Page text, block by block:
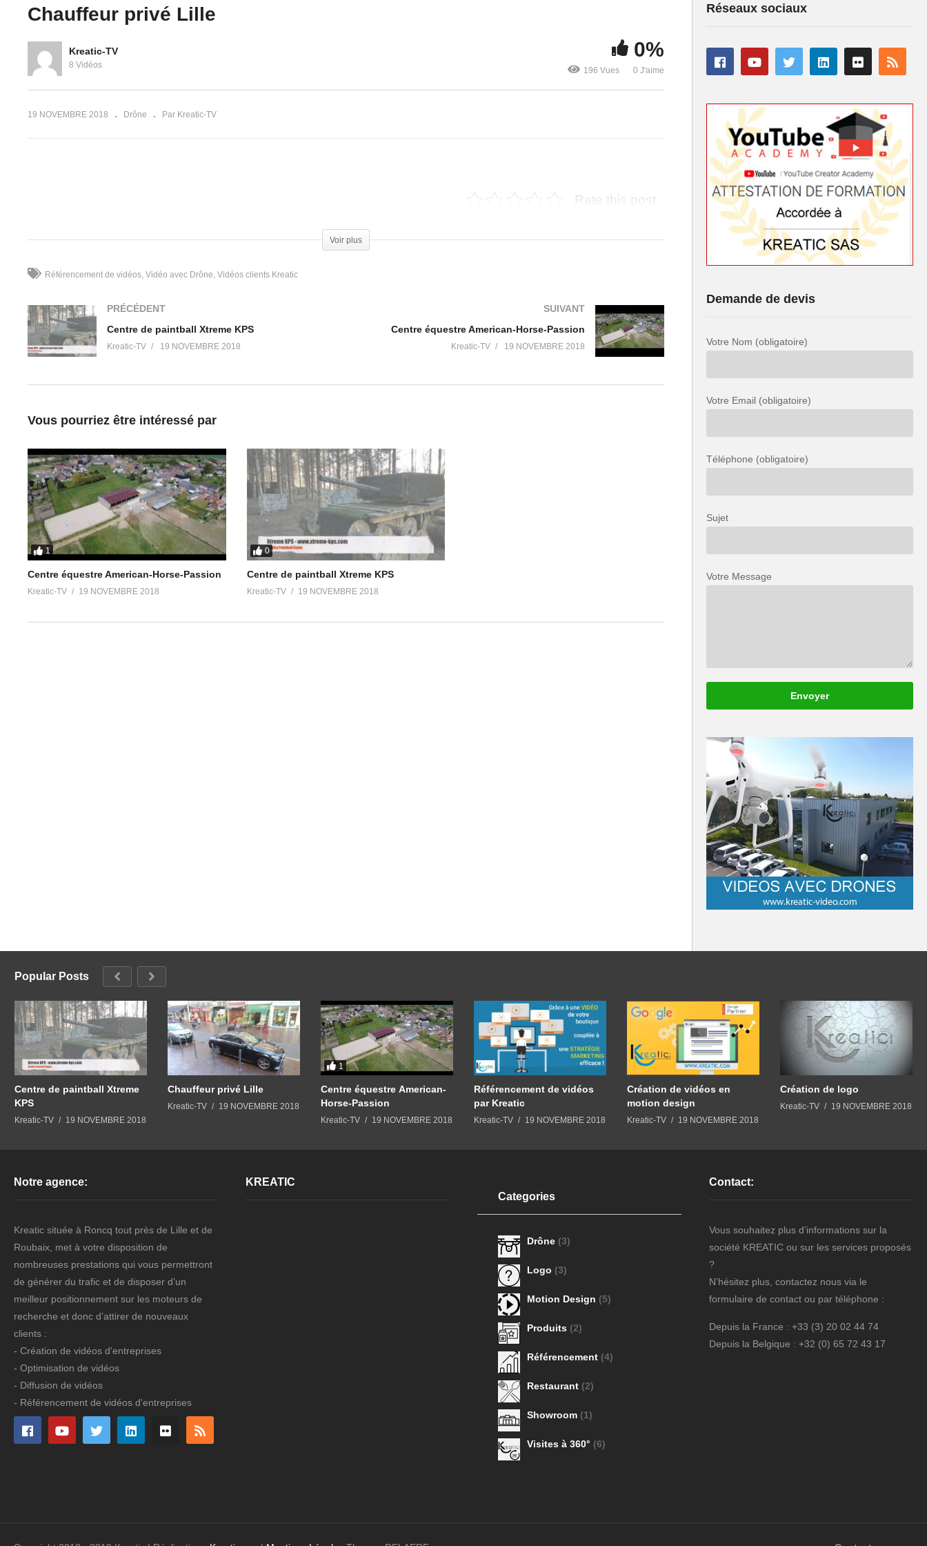
Chauffeur privé Lille
Kreatic-TV
8 Vidéos
0%
196 Vues 0 J'aime
19 NOVEMBRE 2018 Drône Par Kreatic-TV
Rate this post
Voir plus
Référencement de vidéos Vidéo avec Drône Vidéos clients Kreatic
PRÉCÉDENT
Centre de paintball Xtreme KPS
Kreatic-TV 19 NOVEMBRE 2018
SUIVANT
Centre équestre American-Horse-Passion
Kreatic-TV 19 NOVEMBRE 2018
Vous pourriez être intéressé par
1
Centre équestre American-Horse-Passion
Kreatic-TV 19 NOVEMBRE 2018
0
Centre de paintball Xtreme KPS
Kreatic-TV 19 NOVEMBRE 2018
Réseaux sociaux
Demande de devis
Votre Nom (obligatoire)
Votre Email (obligatoire)
Téléphone (obligatoire)
Sujet
Votre Message
Popular Posts
Centre de paintball Xtreme
KPS
Kreatic-TV 19 NOVEMBRE 2018
Chauffeur privé Lille
Kreatic-TV 19 NOVEMBRE 2018
1
Centre équestre American-
Horse-Passion
Kreatic-TV 19 NOVEMBRE 2018
Référencement de vidéos
par Kreatic
Kreatic-TV 19 NOVEMBRE 2018
Création de vidéos en
motion design
Kreatic-TV 19 NOVEMBRE 2018
Création de logo
Kreatic-TV 19 NOVEMBRE 2018
Notre agence:
Kreatic située à Roncq tout près de Lille et de
Roubaix, met à votre disposition de
nombreuses prestations qui vous permettront
de générer du trafic et de disposer d’un
meilleur positionnement sur les moteurs de
recherche et donc d’attirer de nouveaux
clients :
- Création de vidéos d'entreprises
- Optimisation de vidéos
- Diffusion de vidéos
- Référencement de vidéos d'entreprises
KREATIC
Categories
Drône (3)
Logo (3)
Motion Design (5)
Produits (2)
Référencement (4)
Restaurant (2)
Showroom (1)
Visites à 360° (6)
Contact:
Vous souhaitez plus d’informations sur la
société KREATIC ou sur les services proposés
?
N’hésitez plus, contactez nous via le
formulaire de contact ou par téléphone :
Depuis la France : +33 (3) 20 02 44 74
Depuis la Belgique : +32 (0) 65 72 43 17